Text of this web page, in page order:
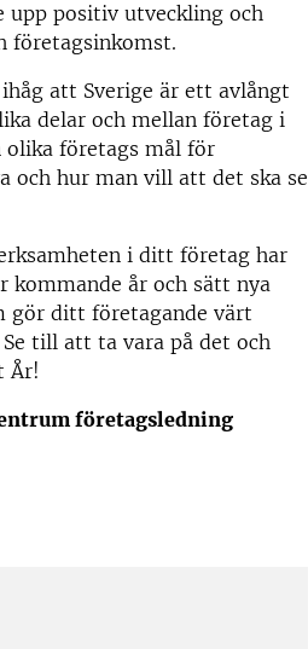
upp positiv utveckling och
företagsinkomst.
att Sverige är ett avlångt
delar och mellan företag i
olika företags mål för
och hur man vill att det ska se
i ditt företag har
kommande år och sätt nya
gör ditt företagande värt
till att ta vara på det och
År!
företagsledning